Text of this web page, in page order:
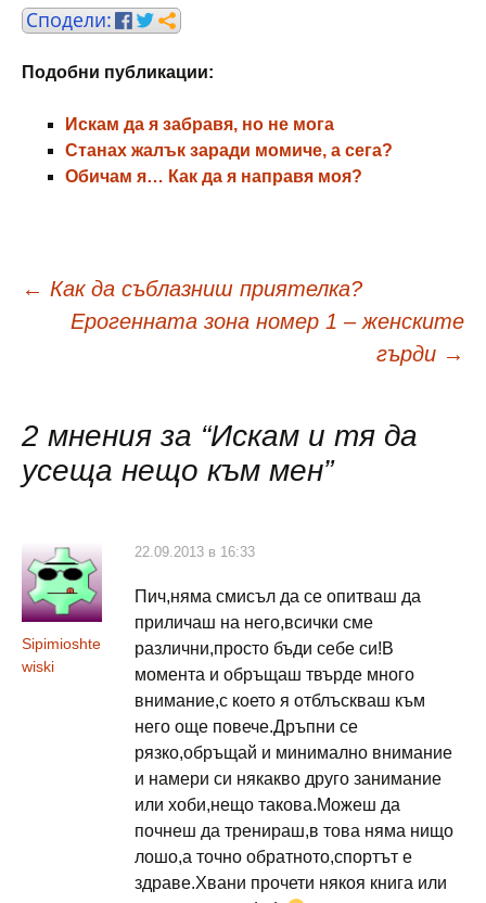
Подобни публикации:
Искам да я забравя, но не мога
Станах жалък заради момиче, а сега?
Обичам я… Как да я направя моя?
Навигация
публикациите
← Как да съблазниш приятелка?
Ерогенната зона номер 1 – женските
гърди →
2 мнения за “Искам и тя да
усеща нещо към мен”
Sipimioshte
wiski
22.09.2013 в 16:33
Пич,няма смисъл да се опитваш да
приличаш на него,всички сме
различни,просто бъди себе си!В
момента и обръщаш твърде много
внимание,с което я отблъскваш към
него още повече.Дръпни се
рязко,обръщай и минимално внимание
и намери си някакво друго занимание
или хоби,нещо такова.Можеш да
почнеш да тренираш,в това няма нищо
лошо,а точно обратното,спортът е
здраве.Хвани прочети някоя книга или